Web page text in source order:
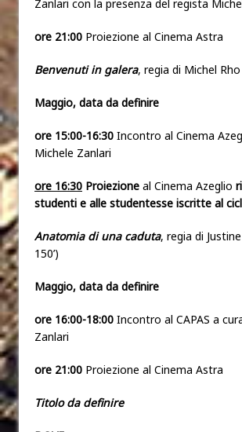
Zanlari con la presenza del regista
ore 21:00 Proiezione al Cinema Astra
Benvenuti in galera, regia di Michel Rho
Maggio, data da definire
ore 15:00-16:30 Incontro al Cinema
Michele Zanlari
ore 16:30 Proiezione al Cinema Azeglio
studenti e alle studentesse iscritte al
Anatomia di una caduta, regia di
150’)
Maggio, data da definire
ore 16:00-18:00 Incontro al CAPAS a
Zanlari
ore 21:00 Proiezione al Cinema Astra
Titolo da definire